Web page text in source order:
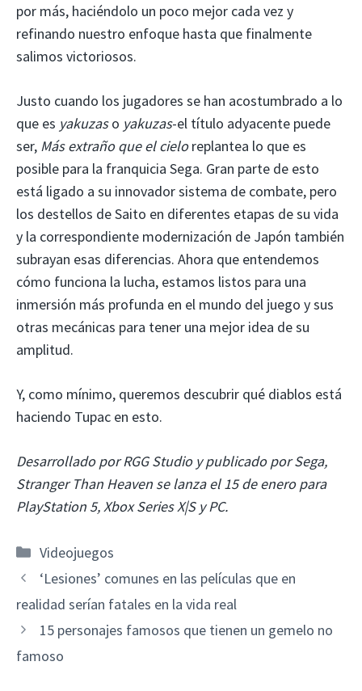
por más, haciéndolo un poco mejor cada vez y
refinando nuestro enfoque hasta que finalmente
salimos victoriosos.
Justo cuando los jugadores se han acostumbrado a lo
que es yakuzaso yakuzas-el título adyacente puede
ser, Más extraño que el cieloreplantea lo que es
posible para la franquicia Sega. Gran parte de esto
está ligado a su innovador sistema de combate, pero
los destellos de Saito en diferentes etapas de su vida
y la correspondiente modernización de Japón también
subrayan esas diferencias. Ahora que entendemos
cómo funciona la lucha, estamos listos para una
inmersión más profunda en el mundo del juego y sus
otras mecánicas para tener una mejor idea de su
amplitud.
Y, como mínimo, queremos descubrir qué diablos está
haciendo Tupac en esto.
Desarrollado por RGG Studio y publicado por Sega,
Stranger Than Heaven se lanza el 15 de enero para
PlayStation 5, Xbox Series X|S y PC.
Categorías
Videojuegos
‘Lesiones’ comunes en las películas que en
realidad serían fatales en la vida real
15 personajes famosos que tienen un gemelo no
famoso